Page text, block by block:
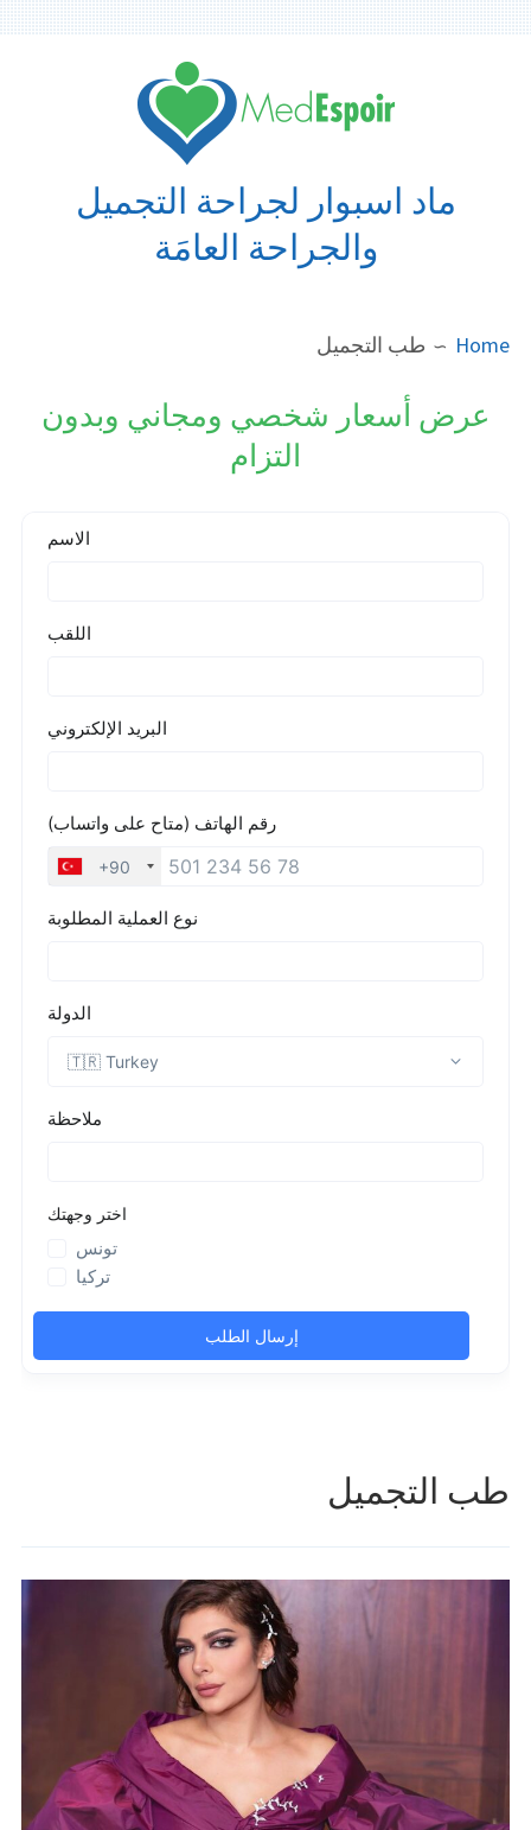
ماد اسبوار لجراحة التجميل
والجراحة العامَة
Home طب التجميل
عرض أسعار شخصي ومجاني وبدون
التزام
طب التجميل